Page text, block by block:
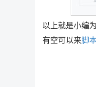
以上就是小编
有空可以来脚